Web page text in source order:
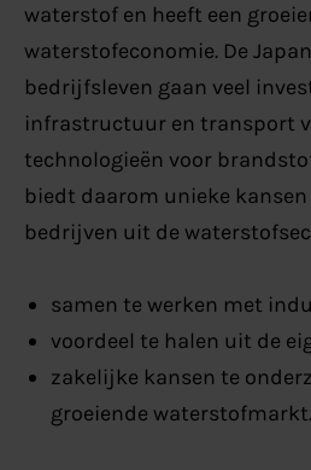
waterstof en heeft een
waterstofeconomie. De
bedrijfsleven gaan veel
infrastructuur en transport
technologieën voor
biedt daarom unieke
bedrijven uit de
samen te werken met
voordeel te halen uit de
zakelijke kansen te
groeiende waterstofmarkt.